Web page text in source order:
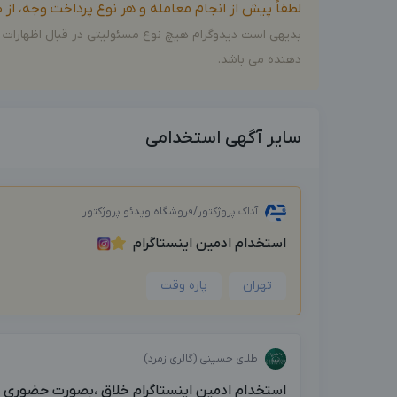
لطفاً پیش از انجام معامله و هر نوع پرداخت وجه،
بدیهی است دیدوگرام هیچ نوع مسئولیتی در قبال
دهنده می باشد.
سایر آگهی استخدامی
آداک پروژکتور/فروشگاه ویدئو پروژکتور
استخدام ادمین اینستاگرام
تهران پاره وقت
طلای حسینی (گالری زمرد)
استخدام ادمین اینستاگرام خلاق ،بصورت حضوری